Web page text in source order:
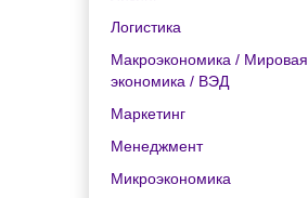
Логистика
Макроэкономика / Мировая
экономика / ВЭД
Маркетинг
Менеджмент
Микроэкономика